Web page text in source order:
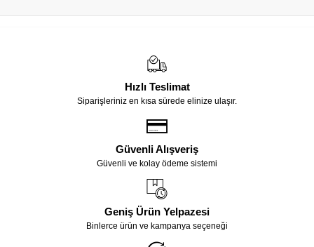
Hızlı Teslimat
Siparişleriniz en kısa sürede elinize ulaşır.
Güvenli Alışveriş
Güvenli ve kolay ödeme sistemi
Geniş Ürün Yelpazesi
Binlerce ürün ve kampanya seçeneği